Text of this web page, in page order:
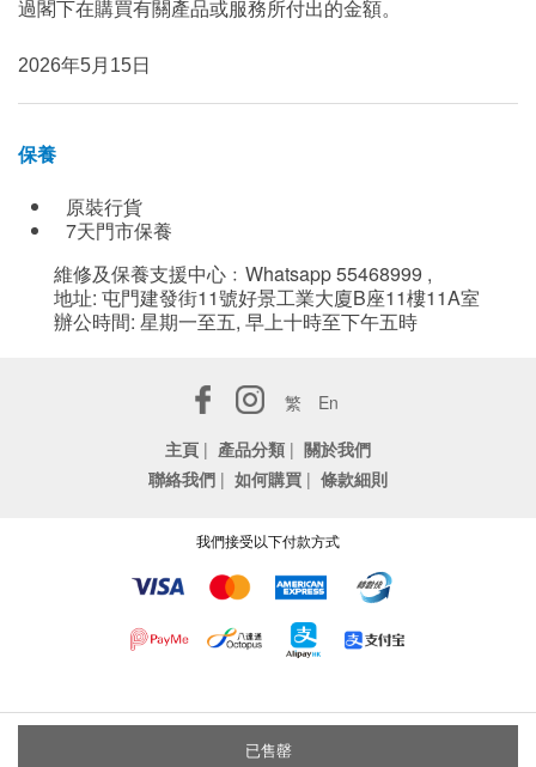
已售罄
過閣下在購買有關產品或服務所付出的金額。
2026年5月15日
保養
原裝行貨
7天門市保養
維修及保養支援中心﹕Whatsapp 55468999 ,
地址: 屯門建發街11號好景工業大廈B座11樓11A室
辦公時間: 星期一至五, 早上十時至下午五時
繁
En
主頁 | 產品分類 | 關於我們
聯絡我們 | 如何購買 | 條款細則
我們接受以下付款方式